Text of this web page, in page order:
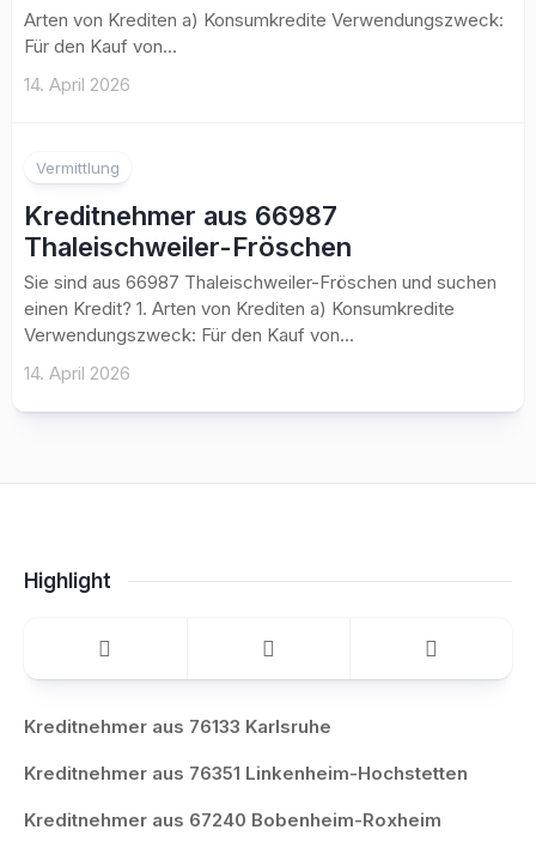
Arten von Krediten a) Konsumkredite Verwendungszweck:
Für den Kauf von...
14. April 2026
Vermittlung
Kreditnehmer aus 66987
Thaleischweiler-Fröschen
Sie sind aus 66987 Thaleischweiler-Fröschen und suchen
einen Kredit? 1. Arten von Krediten a) Konsumkredite
Verwendungszweck: Für den Kauf von...
14. April 2026
Highlight
Kreditnehmer aus 76133 Karlsruhe
Kreditnehmer aus 76351 Linkenheim-Hochstetten
Kreditnehmer aus 67240 Bobenheim-Roxheim